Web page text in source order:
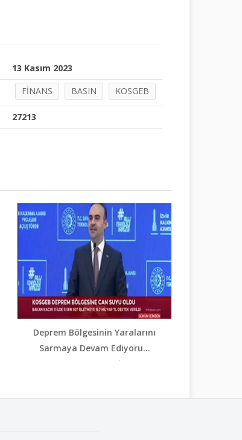
13 Kasım 2023
FİNANS BASIN KOSGEB
27213
Deprem Bölgesinin Yaralarını
Sarmaya Devam Ediyoru...
Deprem bölgesindeki KOBİ'leri yeniden